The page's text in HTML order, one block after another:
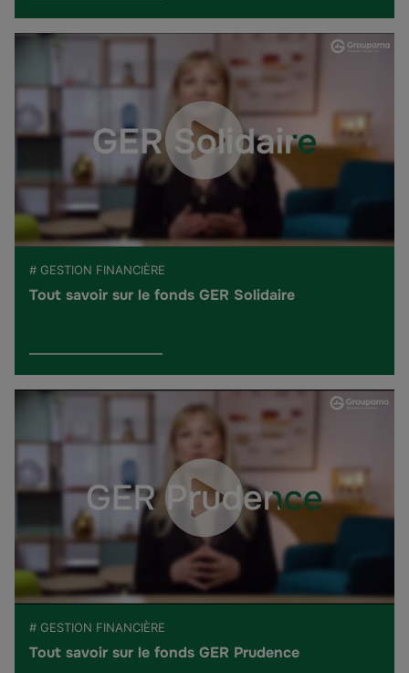
# GESTION FINANCIÈRE
Tout savoir sur le fonds GER Solidaire
# GESTION FINANCIÈRE
Tout savoir sur le fonds GER Prudence